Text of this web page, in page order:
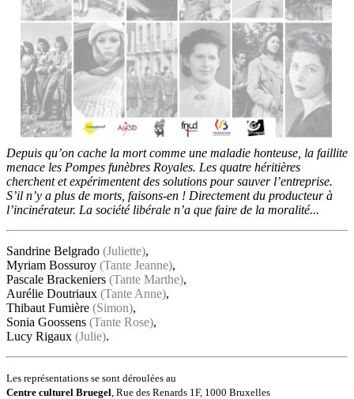
Depuis qu’on cache la mort comme une maladie honteuse, la faillite
menace les Pompes funèbres Royales. Les quatre héritières
cherchent et expérimentent des solutions pour sauver l’entreprise.
S’il n’y a plus de morts, faisons-en ! Directement du producteur à
l’incinérateur. La société libérale n’a que faire de la moralité...
Sandrine Belgrado (Juliette),
Myriam Bossuroy (Tante Jeanne),
Pascale Brackeniers (Tante Marthe),
Aurélie Doutriaux (Tante Anne),
Thibaut Fumière (Simon),
Sonia Goossens (Tante Rose),
Lucy Rigaux (Julie).
Les représentations se sont déroulées au
Centre culturel Bruegel , Rue des Renards 1F, 1000 Bruxelles